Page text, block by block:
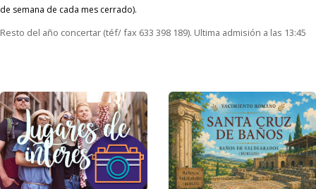
de semana de cada mes cerrado).
Resto del año concertar (téf/ fax 633 398 189). Ultima admisión a las 13:45